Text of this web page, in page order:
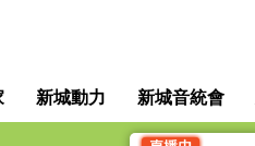
新城動力 新城音統會